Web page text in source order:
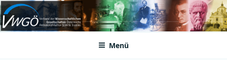
Zum
Inhalt
springenVWGÖ
Federation of Austrian Scientific Societies
Menü